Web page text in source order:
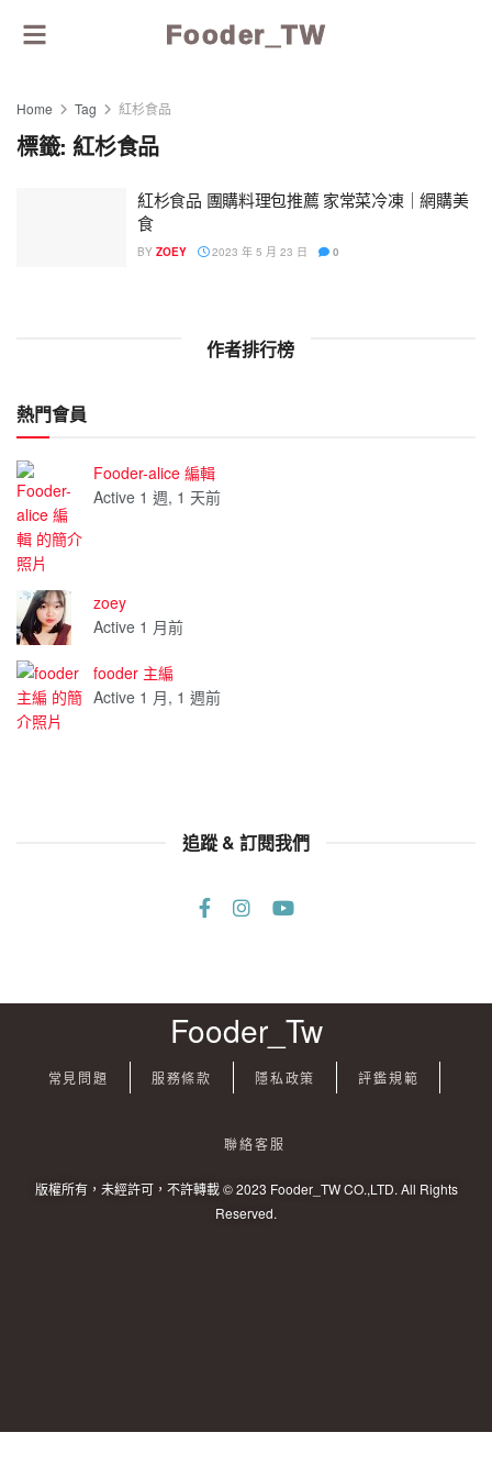
Fooder_TW
Home Tag 紅杉食品
標籤:紅杉食品
紅杉食品 團購料理包推薦 家常菜冷凍｜網購美
食
BY ZOEY 2023 年 5 月 23 日 0
作者排行榜
熱門會員
Fooder-alice 編輯
Active 1 週, 1 天前
zoey
Active 1 月前
fooder 主編
Active 1 月, 1 週前
追蹤 & 訂閱我們
Fooder_Tw
常見問題 服務條款 隱私政策 評鑑規範
聯絡客服
版權所有，未經許可，不許轉載 © 2023 Fooder_TW CO.,LTD. All Rights
Reserved.